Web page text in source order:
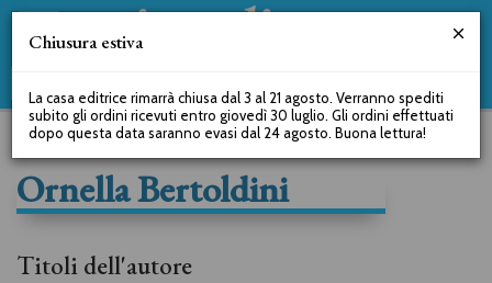
Ornella Bertoldini
Titoli dell'autore
Chiusura estiva
La casa editrice rimarrà chiusa dal 3 al 21 agosto. Verranno spediti
subito gli ordini ricevuti entro giovedì 30 luglio. Gli ordini effettuati
dopo questa data saranno evasi dal 24 agosto. Buona lettura!